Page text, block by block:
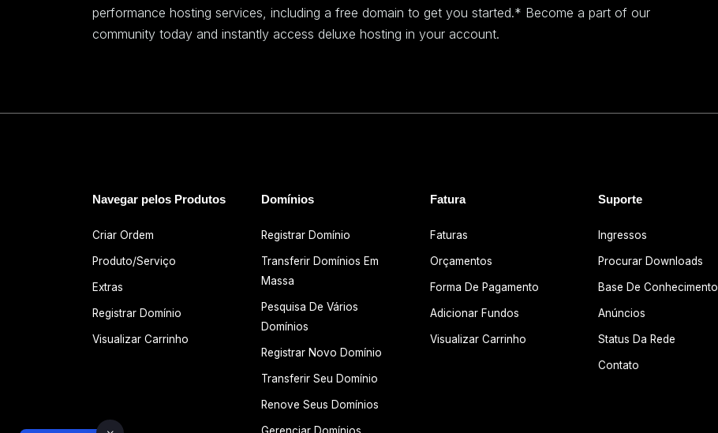
performance hosting services, including a free domain to get you started.* Become a part of our
community today and instantly access deluxe hosting in your account.
Navegar pelos Produtos
Criar Ordem
Produto/Serviço
Extras
Registrar Domínio
Visualizar Carrinho
Domínios
Registrar Domínio
Transferir Domínios Em
Massa
Pesquisa De Vários
Domínios
Registrar Novo Domínio
Transferir Seu Domínio
Renove Seus Domínios
Fatura
Faturas
Orçamentos
Forma De Pagamento
Adicionar Fundos
Visualizar Carrinho
Suporte
Ingressos
Procurar Downloads
Base De Conhecimento
Anúncios
Status Da Rede
Contato